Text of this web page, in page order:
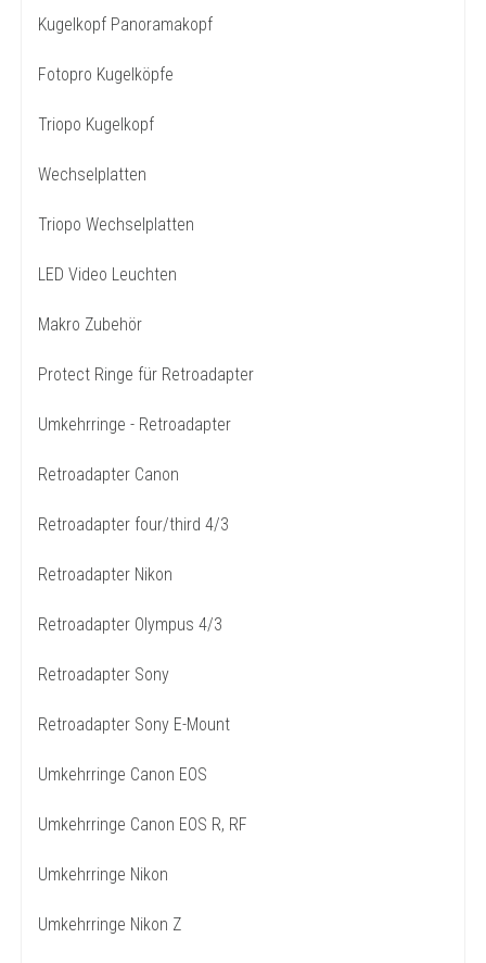
Kugelkopf Panoramakopf
Fotopro Kugelköpfe
Triopo Kugelkopf
Wechselplatten
Triopo Wechselplatten
LED Video Leuchten
Makro Zubehör
Protect Ringe für Retroadapter
Umkehrringe - Retroadapter
Retroadapter Canon
Retroadapter four/third 4/3
Retroadapter Nikon
Retroadapter Olympus 4/3
Retroadapter Sony
Retroadapter Sony E-Mount
Umkehrringe Canon EOS
Umkehrringe Canon EOS R, RF
Umkehrringe Nikon
Umkehrringe Nikon Z